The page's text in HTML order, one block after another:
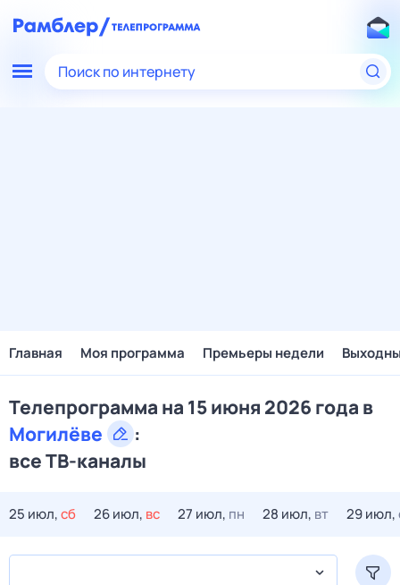
Поиск по интернету
Главная Моя программа Премьеры недели
Телепрограмма на 15 июня 2026 года в
Могилёве
:
все ТВ-каналы
25 июл,сб 26 июл, вс 27 июл, пн 28 июл, вт 29 июл,